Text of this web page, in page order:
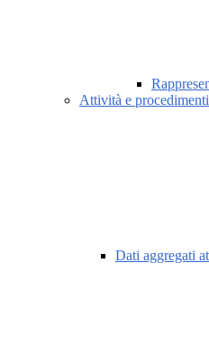
Attività e procedimenti
Dati aggregati